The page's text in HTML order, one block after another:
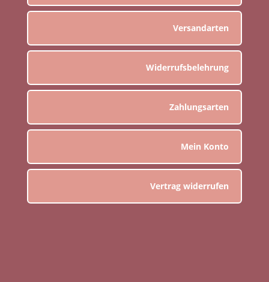
Versandarten
Widerrufsbelehrung
Zahlungsarten
Mein Konto
Vertrag widerrufen